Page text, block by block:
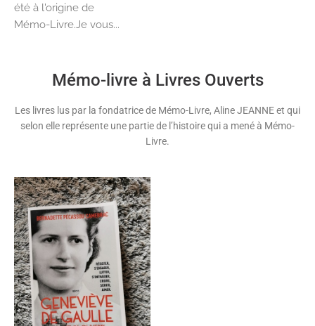
été à l'origine de
Mémo-Livre.Je vous...
Mémo-livre à Livres Ouverts
Les livres lus par la fondatrice de Mémo-Livre, Aline JEANNE et qui
selon elle représente une partie de l’histoire qui a mené à Mémo-
Livre.